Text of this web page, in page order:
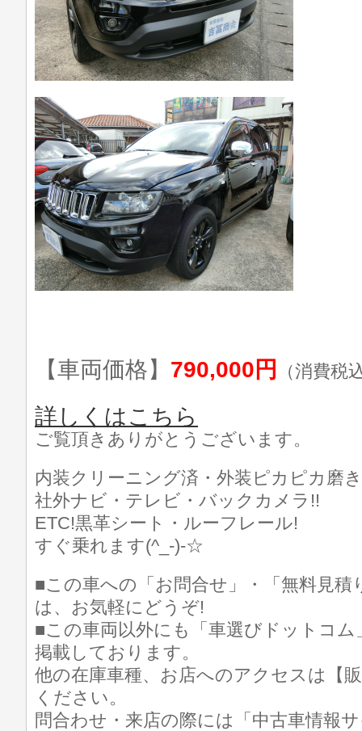
【車両価格】 790,000円 （消費税
詳しくはこちら
ご覧頂きありがとうございます。
内装クリーニング済・外装ピカピカ磨
社外ナビ・テレビ・バックカメラ!!
ETC!黒革シート・ルーフレール!
すぐ乗れます(^_-)-☆
■この車への「お問合せ」・「無料見積
は、お気軽にどうぞ!
■この車両以外にも「車選びドットコ
掲載しております。
他の在庫車種、お店へのアクセスは【
ください。
問合わせ・来店の際には「中古車情報